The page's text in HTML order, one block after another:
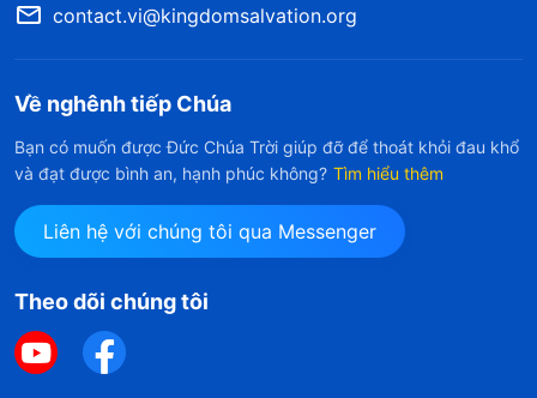
contact.vi@kingdomsalvation.org
Về nghênh tiếp Chúa
Bạn có muốn được Đức Chúa Trời giúp đỡ để thoát khỏi đau khổ
và đạt được bình an, hạnh phúc không? Tìm hiểu thêm
Liên hệ với chúng tôi qua Messenger
Theo dõi chúng tôi